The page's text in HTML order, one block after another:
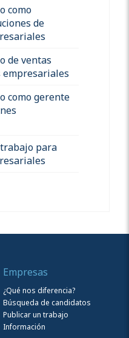
como
de
de ventas
empresariales
como gerente
para
Empresas
¿Qué nos diferencia?
Búsqueda de candidatos
Publicar un trabajo
Información